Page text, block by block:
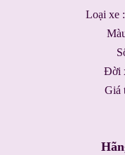
Loại xe
Đời
Giá